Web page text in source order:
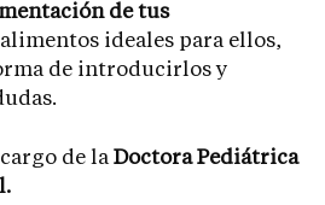
de tus
ideales para ellos,
de introducirlos y
de la Doctora Pediátrica